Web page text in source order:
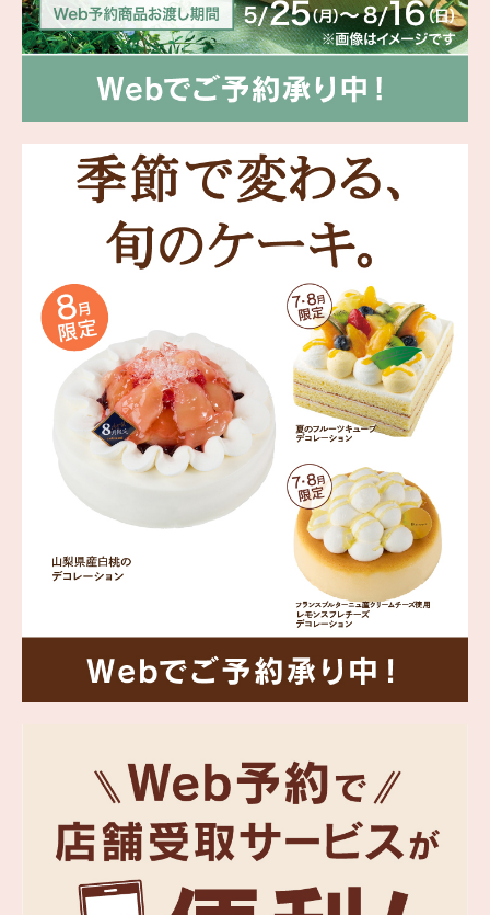
岳や末広がりを意味す
やつ時」という意味を込
。雄大な八ヶ岳山麓の自
る、こだわりのスイー
Indonesia
Thailand